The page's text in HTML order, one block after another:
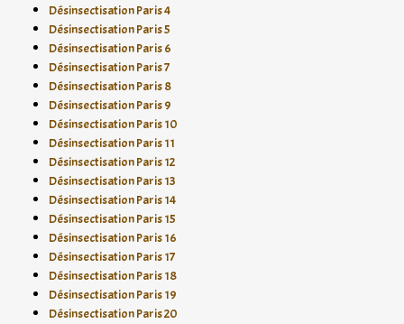
Désinsectisation Paris 4
Désinsectisation Paris 5
Désinsectisation Paris 6
Désinsectisation Paris 7
Désinsectisation Paris 8
Désinsectisation Paris 9
Désinsectisation Paris 10
Désinsectisation Paris 11
Désinsectisation Paris 12
Désinsectisation Paris 13
Désinsectisation Paris 14
Désinsectisation Paris 15
Désinsectisation Paris 16
Désinsectisation Paris 17
Désinsectisation Paris 18
Désinsectisation Paris 19
Désinsectisation Paris 20